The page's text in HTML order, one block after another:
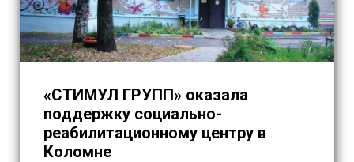
«СТИМУЛ ГРУПП» оказала
поддержку социально-
реабилитационному центру в
Коломне